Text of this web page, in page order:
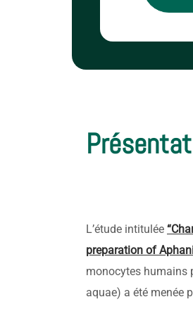
L’étude intitulée
preparation of
monocytes humains
aquae) a été menée